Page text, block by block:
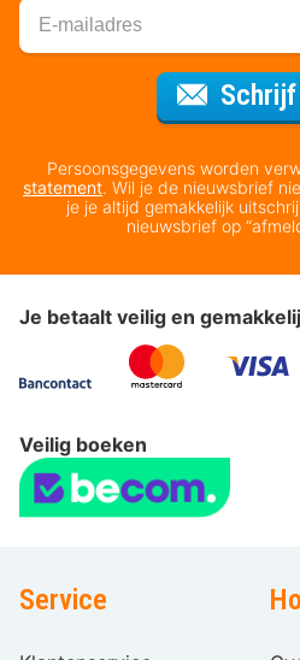
Persoonsgegevens worden
statement. Wil je de nieuwsbrief
je je altijd gemakkelijk
nieuwsbrief op
Je betaalt veilig en
Veilig boeken
Service